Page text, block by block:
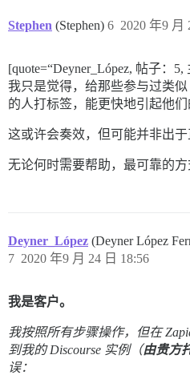
Stephen (Stephen) 2020 年9 月
6
[quote=“Deyner_López, 帖子：5,
我只是觉得，给那些参与过类似
的人打标签，能更快地引起他
这或许会奏效，但可能并非出于
无论何时需要帮助，最可靠的方
Deyner_López (Deyner López
2020 年9 月 24 日 18:56
7
我是客户。
我按照所有步骤操作，但在
到我的 Discourse 实例（由贵方
误：